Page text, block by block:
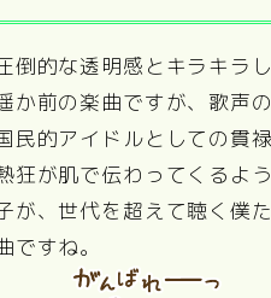
倒的な透明感とキラキラ
か前の楽曲ですが、歌声
民的アイドルとしての貫
狂が肌で伝わってくるよ
が、世代を超えて聴く僕
すね。